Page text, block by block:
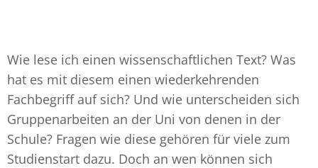
Wie lese ich einen wissenschaftlichen Text? Was
hat es mit diesem einen wiederkehrenden
Fachbegriff auf sich? Und wie unterscheiden sich
Gruppenarbeiten an der Uni von denen in der
Schule? Fragen wie diese gehören für viele zum
Studienstart dazu. Doch an wen können sich